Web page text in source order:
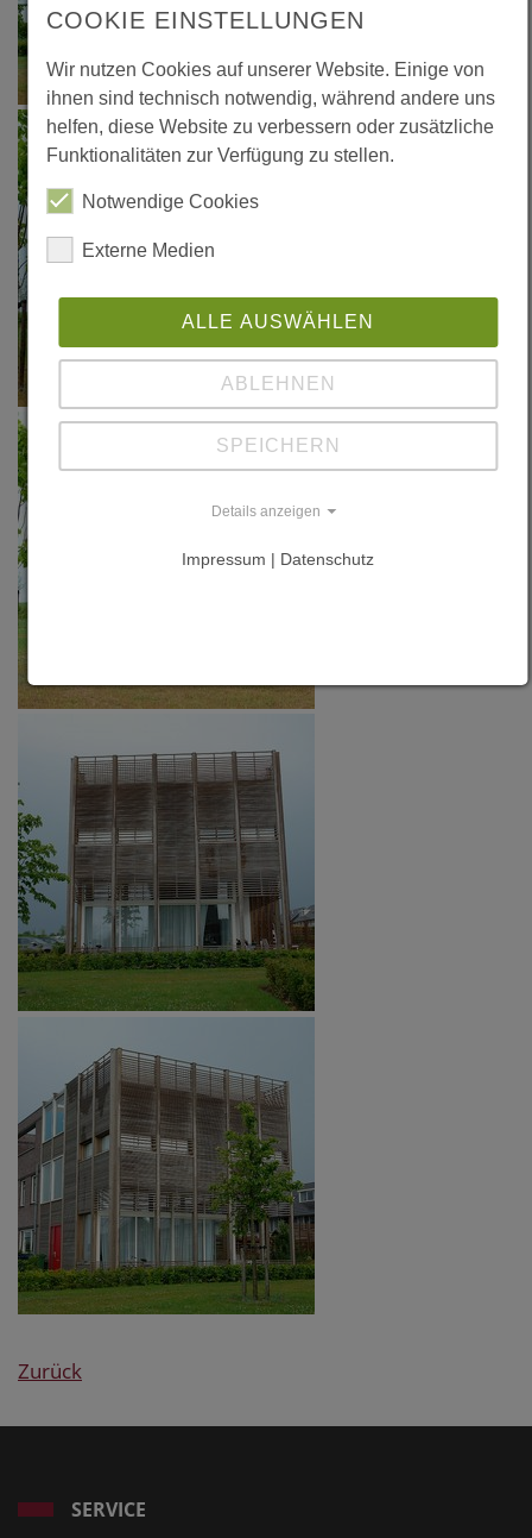
Zurück
SERVICE
COOKIE EINSTELLUNGEN
Wir nutzen Cookies auf unserer Website. Einige von
ihnen sind technisch notwendig, während andere uns
helfen, diese Website zu verbessern oder zusätzliche
Funktionalitäten zur Verfügung zu stellen.
Notwendige Cookies
Externe Medien
ALLE AUSWÄHLEN
ABLEHNEN
SPEICHERN
Details anzeigen
Impressum | Datenschutz